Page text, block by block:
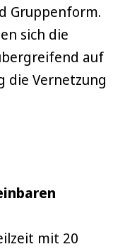
Gruppenform.
sich die
auf
die Vernetzung
mit 20